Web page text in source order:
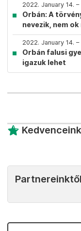
2022. January 14. –
Orbán: A
nevezik, nem ok
2022. January 14. –
Orbán falusi
igazuk lehet
Kedvenceink
Partnereinktől